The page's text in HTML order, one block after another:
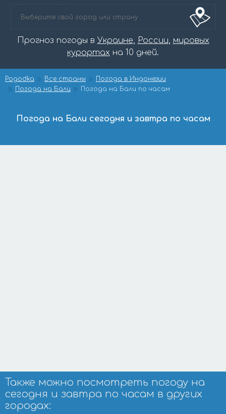
Прогноз погоды в Украине, России, мировых
курортах на 10 дней.
Pogodka Все страны
Погода в Индонезии
Погода на Бали
Погода на Бали по часам
Погода на Бали сегодня и завтра по часам
Также можно посмотреть погоду на
сегодня и завтра по часам в других
городах: